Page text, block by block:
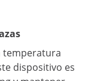
temperatura
dispositivo es